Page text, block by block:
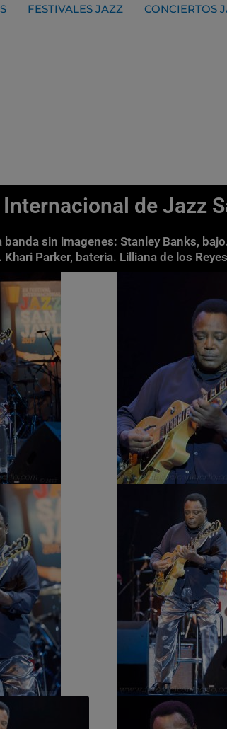
FESTIVALES JAZZ CONCIERTOS
de Jazz
sin imagenes: Stanley Banks,
Parker, bateria. Lilliana de los